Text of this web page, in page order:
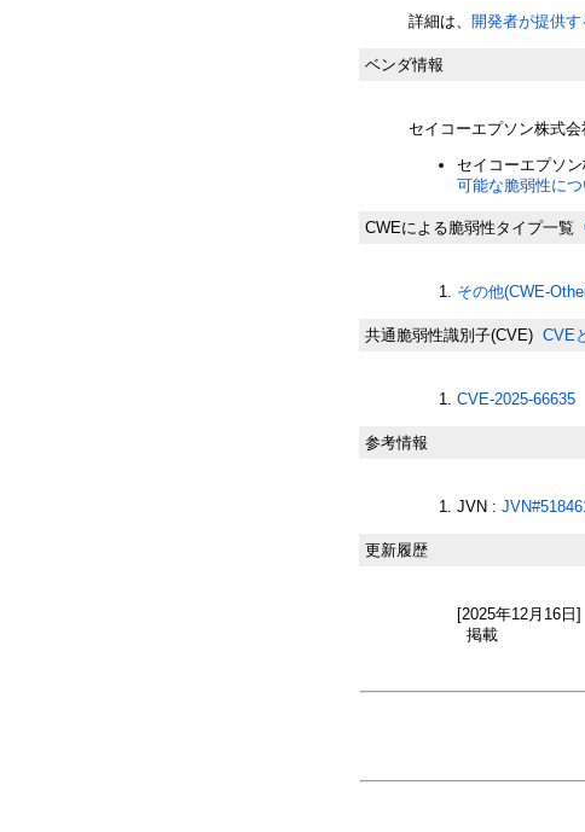
詳細は、 開発者が提供す
ベンダ情報
セイコーエプソン株式会
セイコーエプソ
可能な脆弱性につ
CWEによる脆弱性タイプ一覧
その他(CWE-
共通脆弱性識別子(CVE) CVE
CVE-2025-66635
参考情報
JVN :
更新履歴
[2025年12月16日]
掲載